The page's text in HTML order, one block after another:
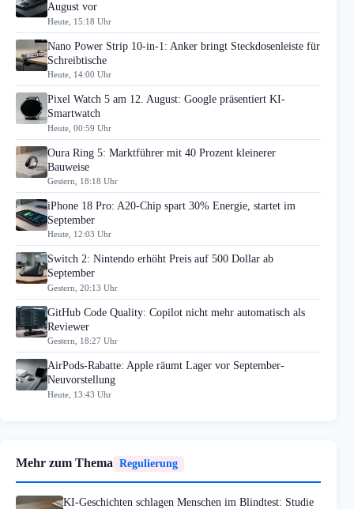
August vor
Heute, 15:18 Uhr
Nano Power Strip 10-in-1: Anker bringt Steckdosenleiste für
Schreibtische
Heute, 14:00 Uhr
Pixel Watch 5 am 12. August: Google präsentiert KI-
Smartwatch
Heute, 00:59 Uhr
Oura Ring 5: Marktführer mit 40 Prozent kleinerer
Bauweise
Gestern, 18:18 Uhr
iPhone 18 Pro: A20-Chip spart 30% Energie, startet im
September
Heute, 12:03 Uhr
Switch 2: Nintendo erhöht Preis auf 500 Dollar ab
September
Gestern, 20:13 Uhr
GitHub Code Quality: Copilot nicht mehr automatisch als
Reviewer
Gestern, 18:27 Uhr
AirPods-Rabatte: Apple räumt Lager vor September-
Neuvorstellung
Heute, 13:43 Uhr
Mehr zum Thema Regulierung
KI-Geschichten schlagen Menschen im Blindtest: Studie